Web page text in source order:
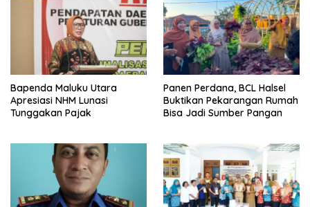
Bapenda Maluku Utara
Apresiasi NHM Lunasi
Tunggakan Pajak
Panen Perdana, BCL Halsel
Buktikan Pekarangan Rumah
Bisa Jadi Sumber Pangan